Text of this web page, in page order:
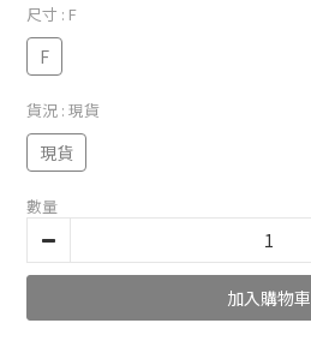
尺寸 : F
F
貨況 : 現貨
現貨
數量
加入購物車